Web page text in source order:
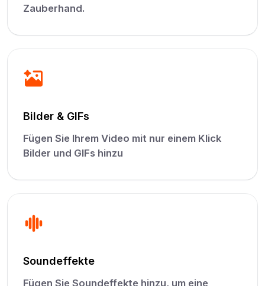
Zauberhand.
Bilder & GIFs
Fügen Sie Ihrem Video mit nur einem Klick
Bilder und GIFs hinzu
Soundeffekte
Fügen Sie Soundeffekte hinzu, um eine